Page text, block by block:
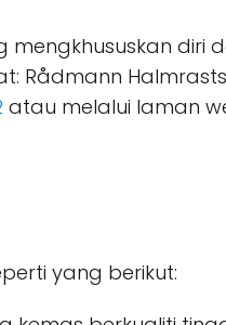
mengkhususkan diri
Rådmann
atau melalui laman
yang berikut: